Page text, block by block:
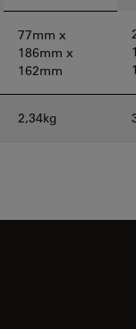
77mm x
186mm x
162mm
2,34kg